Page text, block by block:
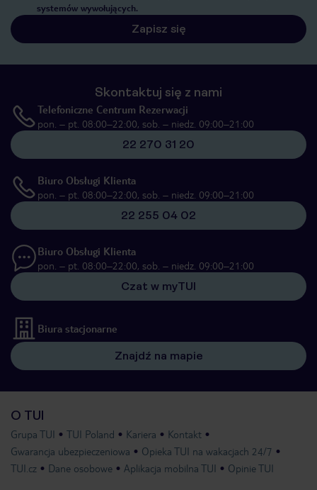
systemów wywołujących.
Zapisz się
Skontaktuj się z nami
Telefoniczne Centrum Rezerwacji
pon. – pt. 08:00–22:00, sob. – niedz. 09:00–21:00
22 270 31 20
Biuro Obsługi Klienta
pon. – pt. 08:00–22:00, sob. – niedz. 09:00–21:00
22 255 04 02
Biuro Obsługi Klienta
pon. – pt. 08:00–22:00, sob. – niedz. 09:00–21:00
Czat w myTUI
Biura stacjonarne
Znajdź na mapie
O TUI
Grupa TUI TUI Poland Kariera
Kontakt
Gwarancja ubezpieczeniowa
Opieka TUI na wakacjach 24/7
TUI.cz
Dane osobowe Aplikacja mobilna TUI Opinie TUI